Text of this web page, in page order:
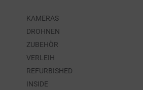
KAMERAS
DROHNEN
ZUBEHÖR
VERLEIH
REFURBISHED
INSIDE